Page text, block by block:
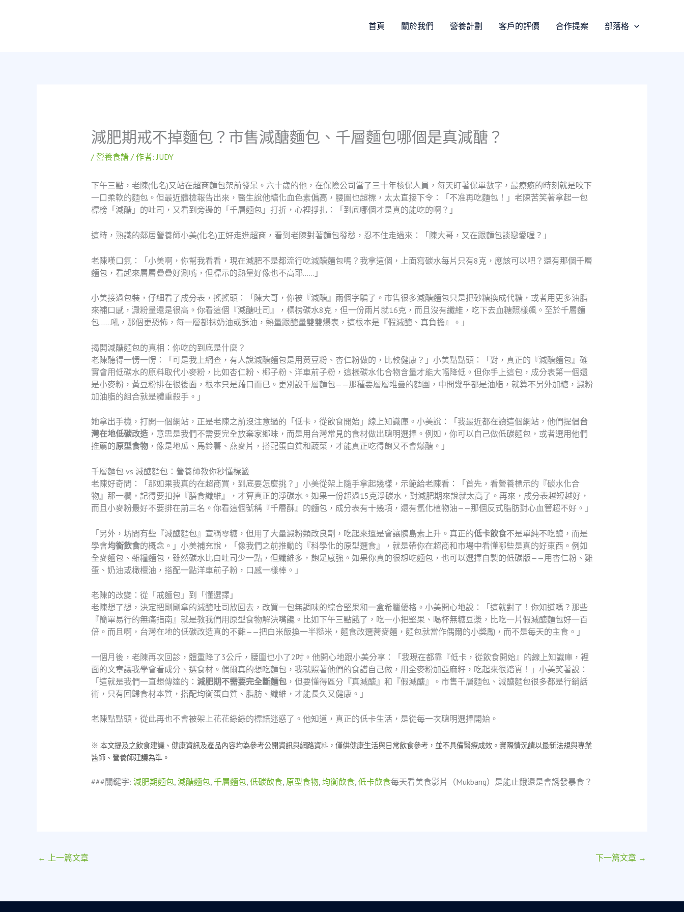
首頁 關於我們 營養計劃 客戶的評價 合作提案 部落格
減肥期戒不掉麵包？市售減醣麵包、千層麵包哪個是真減醣？
/ 營養食譜/ 作者:JUDY
下午三點，老陳(化名)又站在超商麵包架前發呆。六十歲的他，在保險公司當了三十年核保人員，每天盯著保單數字，最療癒的時刻就是咬下
一口柔軟的麵包。但最近體檢報告出來，醫生說他糖化血色素偏高，腰圍也超標，太太直接下令：「不准再吃麵包！」老陳苦笑著拿起一包
標榜「減醣」的吐司，又看到旁邊的「千層麵包」打折，心裡掙扎：「到底哪個才是真的能吃的啊？」
這時，熟識的鄰居營養師小美(化名)正好走進超商，看到老陳對著麵包發愁，忍不住走過來：「陳大哥，又在跟麵包談戀愛喔？」
老陳嘆口氣：「小美啊，你幫我看看，現在減肥不是都流行吃減醣麵包嗎？我拿這個，上面寫碳水每片只有8克，應該可以吧？還有那個千層
麵包，看起來層層疊疊好涮嘴，但標示的熱量好像也不高耶……」
小美接過包裝，仔細看了成分表，搖搖頭：「陳大哥，你被『減醣』兩個字騙了。市售很多減醣麵包只是把砂糖換成代糖，或者用更多油脂
來補口感，澱粉量還是很高。你看這個『減醣吐司』，標榜碳水8克，但一份兩片就16克，而且沒有纖維，吃下去血糖照樣飆。至於千層麵
包……吼，那個更恐怖，每一層都抹奶油或酥油，熱量跟醣量雙雙爆表，這根本是『假減醣、真負擔』。」
揭開減醣麵包的真相：你吃的到底是什麼？
老陳聽得一愣一愣：「可是我上網查，有人說減醣麵包是用黃豆粉、杏仁粉做的，比較健康？」小美點點頭：「對，真正的『減醣麵包』確
實會用低碳水的原料取代小麥粉，比如杏仁粉、椰子粉、洋車前子粉，這樣碳水化合物含量才能大幅降低。但你手上這包，成分表第一個還
是小麥粉，黃豆粉排在很後面，根本只是藉口而已。更別說千層麵包——那種要層層堆疊的麵團，中間幾乎都是油脂，就算不另外加糖，澱粉
加油脂的組合就是體重殺手。」
她拿出手機，打開一個網站，正是老陳之前沒注意過的「低卡，從飲食開始」線上知識庫。小美說：「我最近都在讀這個網站，他們提倡台
灣在地低碳改造，意思是我們不需要完全放棄家鄉味，而是用台灣常見的食材做出聰明選擇。例如，你可以自己做低碳麵包，或者選用他們
推薦的原型食物，像是地瓜、馬鈴薯、燕麥片，搭配蛋白質和蔬菜，才能真正吃得飽又不會爆醣。」
千層麵包 vs 減醣麵包：營養師教你秒懂標籤
老陳好奇問：「那如果我真的在超商買，到底要怎麼挑？」小美從架上隨手拿起幾樣，示範給老陳看：「首先，看營養標示的『碳水化合
物』那一欄，記得要扣掉『膳食纖維』，才算真正的淨碳水。如果一份超過15克淨碳水，對減肥期來說就太高了。再來，成分表越短越好，
而且小麥粉最好不要排在前三名。你看這個號稱『千層酥』的麵包，成分表有十幾項，還有氫化植物油——那個反式脂肪對心血管超不好。」
「另外，坊間有些『減醣麵包』宣稱零糖，但用了大量澱粉類改良劑，吃起來還是會讓胰島素上升。真正的低卡飲食不是單純不吃醣，而是
學會均衡飲食的概念。」小美補充說，「像我們之前推動的『科學化的原型選食』，就是帶你在超商和市場中看懂哪些是真的好東西。例如
全麥麵包、雜糧麵包，雖然碳水比白吐司少一點，但纖維多，飽足感強。如果你真的很想吃麵包，也可以選擇自製的低碳版——用杏仁粉、雞
蛋、奶油或橄欖油，搭配一點洋車前子粉，口感一樣棒。」
老陳的改變：從「戒麵包」到「懂選擇」
老陳想了想，決定把剛剛拿的減醣吐司放回去，改買一包無調味的綜合堅果和一盒希臘優格。小美開心地說：「這就對了！你知道嗎？那些
『簡單易行的無痛指南』就是教我們用原型食物解決嘴饞。比如下午三點餓了，吃一小把堅果、喝杯無糖豆漿，比吃一片假減醣麵包好一百
倍。而且啊，台灣在地的低碳改造真的不難——把白米飯換一半糙米，麵食改選蕎麥麵，麵包就當作偶爾的小獎勵，而不是每天的主食。」
一個月後，老陳再次回診，體重降了3公斤，腰圍也小了2吋。他開心地跟小美分享：「我現在都靠『低卡，從飲食開始』的線上知識庫，裡
面的文章讓我學會看成分、選食材。偶爾真的想吃麵包，我就照著他們的食譜自己做，用全麥粉加亞麻籽，吃起來很踏實！」小美笑著說：
「這就是我們一直想傳達的： 減肥期不需要完全斷麵包，但要懂得區分『真減醣』和『假減醣』。市售千層麵包、減醣麵包很多都是行銷話
術，只有回歸食材本質，搭配均衡蛋白質、脂肪、纖維，才能長久又健康。」
老陳點點頭，從此再也不會被架上花花綠綠的標語迷惑了。他知道，真正的低卡生活，是從每一次聰明選擇開始。
※ 本文提及之飲食建議、健康資訊及產品內容均為參考公開資訊與網路資料，僅供健康生活與日常飲食參考，並不具備醫療成效。實際情況請以最新法規與專業
醫師、營養師建議為準。
###關鍵字: 減肥期麵包, 減醣麵包, 千層麵包, 低碳飲食, 原型食物, 均衡飲食, 低卡飲食每天看美食影片（Mukbang）是能止餓還是會誘發暴食？
← 上一篇文章 下一篇文章 →